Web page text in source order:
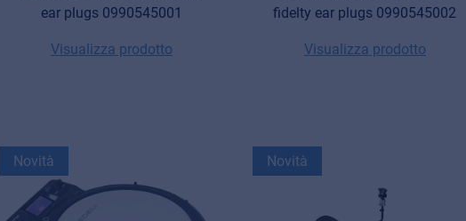
ear plugs 0990545001
Visualizza prodotto
fidelty ear plugs 0990545002
Visualizza prodotto
Novità Novità